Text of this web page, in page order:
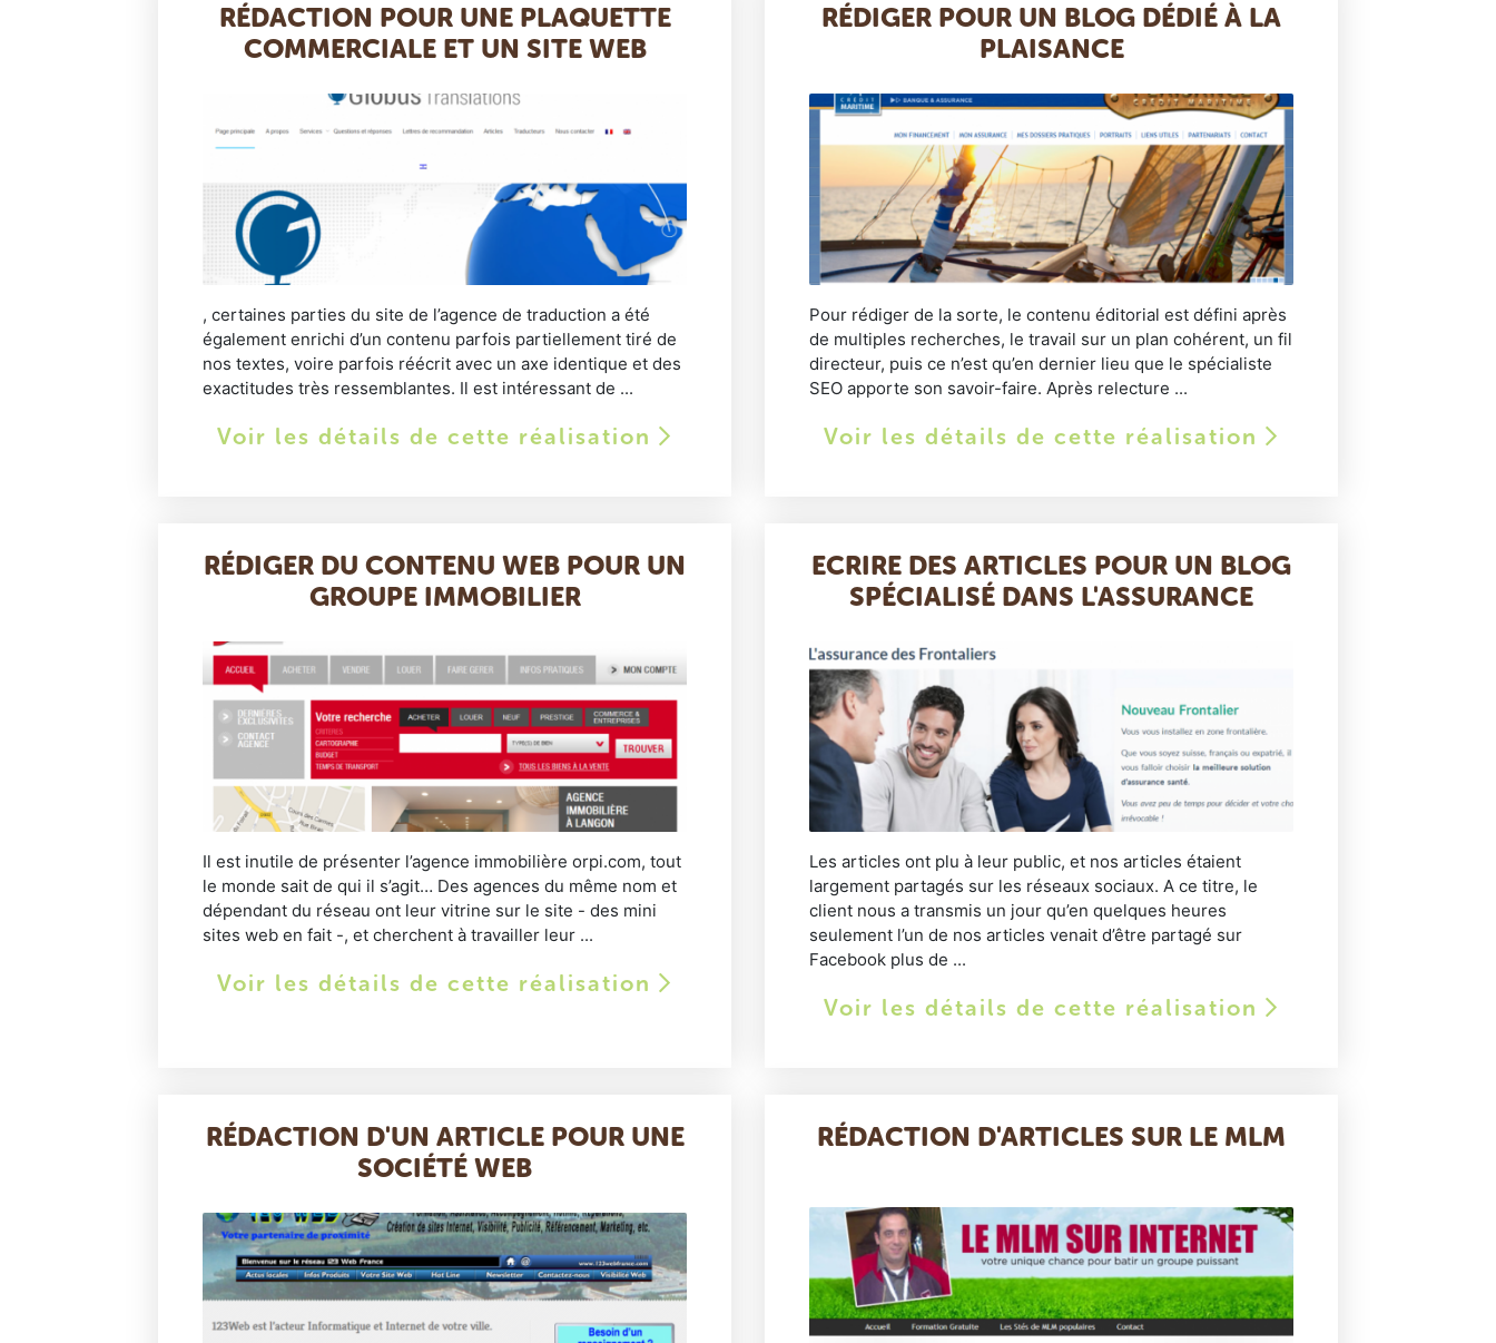
RÉDACTION POUR UNE PLAQUETTE
COMMERCIALE ET UN SITE WEB
, certaines parties du site de l’agence de traduction a été
également enrichi d’un contenu parfois partiellement tiré de
nos textes, voire parfois réécrit avec un axe identique et des
exactitudes très ressemblantes. Il est intéressant de ...
Voir les détails de cette réalisation
RÉDIGER POUR UN BLOG DÉDIÉ À LA
PLAISANCE
Pour rédiger de la sorte, le contenu éditorial est défini après
de multiples recherches, le travail sur un plan cohérent, un fil
directeur, puis ce n’est qu’en dernier lieu que le spécialiste
SEO apporte son savoir-faire. Après relecture ...
Voir les détails de cette réalisation
RÉDIGER DU CONTENU WEB POUR UN
GROUPE IMMOBILIER
Il est inutile de présenter l’agence immobilière orpi.com, tout
le monde sait de qui il s’agit… Des agences du même nom et
dépendant du réseau ont leur vitrine sur le site - des mini
sites web en fait -, et cherchent à travailler leur ...
Voir les détails de cette réalisation
ECRIRE DES ARTICLES POUR UN BLOG
SPÉCIALISÉ DANS L'ASSURANCE
Les articles ont plu à leur public, et nos articles étaient
largement partagés sur les réseaux sociaux. A ce titre, le
client nous a transmis un jour qu’en quelques heures
seulement l’un de nos articles venait d’être partagé sur
Facebook plus de ...
Voir les détails de cette réalisation
RÉDACTION D'UN ARTICLE POUR UNE
SOCIÉTÉ WEB
RÉDACTION D'ARTICLES SUR LE MLM